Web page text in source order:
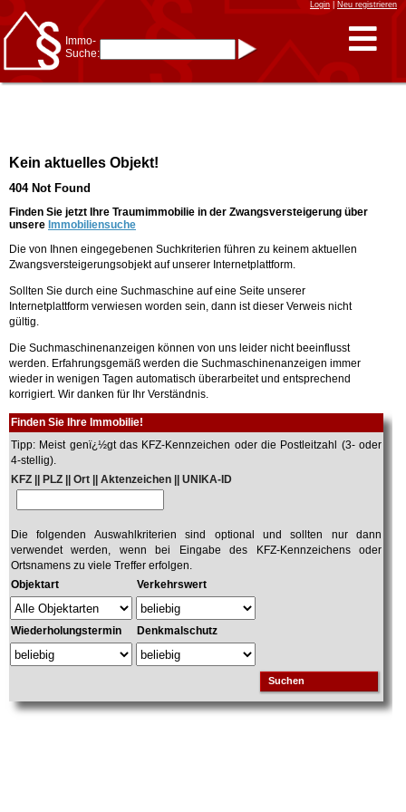
Login| Neu registrieren
Immo-
Suche:
* Suche verfeinern durch
Kombinieren
Frankfurt/Oder
am Main
Immobiliensuche
nach Kreis
nach Amtsgericht
Kein aktuelles Objekt!
404 Not Found
Finden Sie jetzt Ihre Traumimmobilie in der Zwangsversteigerung über
unsere Immobiliensuche
Die von Ihnen eingegebenen Suchkriterien führen zu keinem aktuellen
Zwangsversteigerungsobjekt auf unserer Internetplattform.
Sollten Sie durch eine Suchmaschine auf eine Seite unserer
Internetplattform verwiesen worden sein, dann ist dieser Verweis nicht
gültig.
Die Suchmaschinenanzeigen können von uns leider nicht beeinflusst
werden. Erfahrungsgemäß werden die Suchmaschinenanzeigen immer
wieder in wenigen Tagen automatisch überarbeitet und entsprechend
korrigiert. Wir danken für Ihr Verständnis.
Finden Sie Ihre Immobilie!
Tipp: Meist genï¿½gt das KFZ-Kennzeichen oder die Postleitzahl (3- oder
4-stellig).
KFZ || PLZ || Ort || Aktenzeichen || UNIKA-ID
Die folgenden Auswahlkriterien sind optional und sollten nur dann
verwendet werden, wenn bei Eingabe des KFZ-Kennzeichens oder
Ortsnamens zu viele Treffer erfolgen.
Objektart
Verkehrswert
Wiederholungstermin Denkmalschutz
Suchen